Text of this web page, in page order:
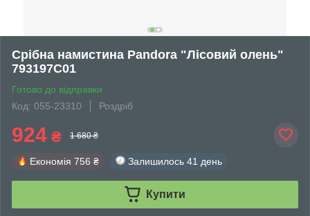
Срібна намистина Pandora "Лісовий олень"
793197C01
Готово до відправки
Код: 055-23310
Роздріб
924 ₴ 1 680 ₴
Економія 756 ₴ Залишилось 41 день
Купити